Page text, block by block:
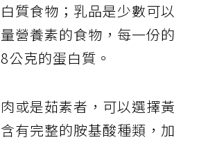
質食物；乳品是少數可以
營養素的食物，每一份的
公克的蛋白質。
或是茹素者，可以選擇黃
有完整的胺基酸種類，加